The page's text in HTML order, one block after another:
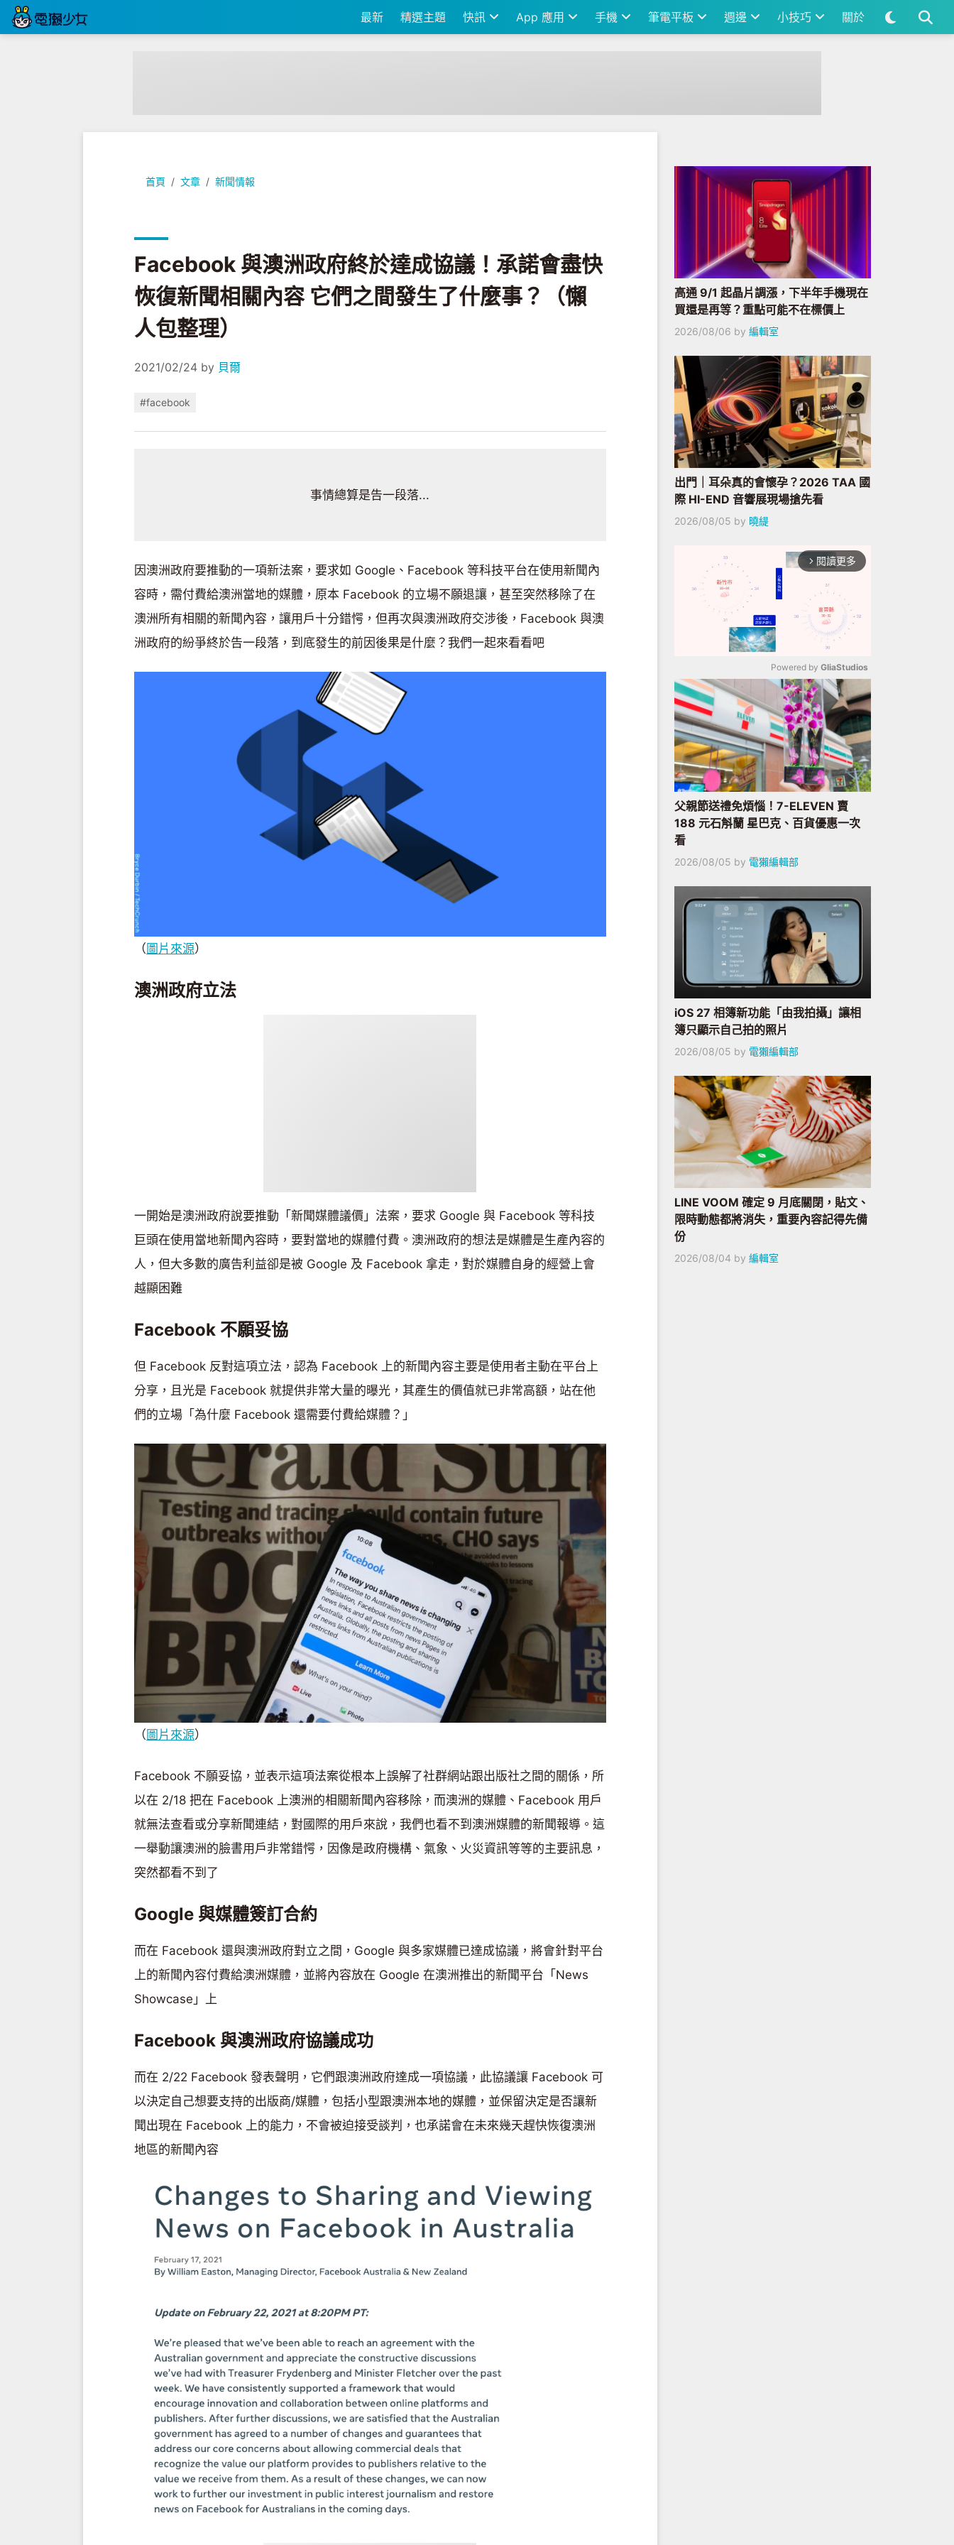
最新 精選主題 快訊 App 應用 手機 筆電平板 週邊 小技巧 關於
首頁 文章 新聞情報
Facebook 與澳洲政府終於達成協議！承諾會盡快恢復新聞相關內容 它們之間發生了什麼事？（懶人包整理）
Facebook 與澳洲政府終於達成協議！承諾會盡快
恢復新聞相關內容 它們之間發生了什麼事？（懶
人包整理）
2021/02/24 by 貝爾
#facebook
事情總算是告一段落...
因澳洲政府要推動的一項新法案，要求如 Google、Facebook 等科技平台在使用新聞內
容時，需付費給澳洲當地的媒體，原本 Facebook 的立場不願退讓，甚至突然移除了在
澳洲所有相關的新聞內容，讓用戶十分錯愕，但再次與澳洲政府交涉後，Facebook 與澳
洲政府的紛爭終於告一段落，到底發生的前因後果是什麼？我們一起來看看吧
（圖片來源）
澳洲政府立法
一開始是澳洲政府說要推動「新聞媒體議價」法案，要求 Google 與 Facebook 等科技
巨頭在使用當地新聞內容時，要對當地的媒體付費。澳洲政府的想法是媒體是生產內容的
人，但大多數的廣告利益卻是被 Google 及 Facebook 拿走，對於媒體自身的經營上會
越顯困難
Facebook 不願妥協
但 Facebook 反對這項立法，認為 Facebook 上的新聞內容主要是使用者主動在平台上
分享，且光是 Facebook 就提供非常大量的曝光，其產生的價值就已非常高額，站在他
們的立場「為什麼 Facebook 還需要付費給媒體？」
（圖片來源）
Facebook 不願妥協，並表示這項法案從根本上誤解了社群網站跟出版社之間的關係，所
以在 2/18 把在 Facebook 上澳洲的相關新聞內容移除，而澳洲的媒體、Facebook 用戶
就無法查看或分享新聞連結，對國際的用戶來說，我們也看不到澳洲媒體的新聞報導。這
一舉動讓澳洲的臉書用戶非常錯愕，因像是政府機構、氣象、火災資訊等等的主要訊息，
突然都看不到了
Google 與媒體簽訂合約
而在 Facebook 還與澳洲政府對立之間，Google 與多家媒體已達成協議，將會針對平台
上的新聞內容付費給澳洲媒體，並將內容放在 Google 在澳洲推出的新聞平台「News
Showcase」上
Facebook 與澳洲政府協議成功
而在 2/22 Facebook 發表聲明，它們跟澳洲政府達成一項協議，此協議讓 Facebook 可
以決定自己想要支持的出版商/媒體，包括小型跟澳洲本地的媒體，並保留決定是否讓新
聞出現在 Facebook 上的能力，不會被迫接受談判，也承諾會在未來幾天趕快恢復澳洲
地區的新聞內容
高通 9/1 起晶片調漲，下半年手機現在
買還是再等？重點可能不在標價上
2026/08/06 by 編輯室
出門｜耳朵真的會懷孕？2026 TAA 國
際 HI-END 音響展現場搶先看
2026/08/05 by 曉緹
arrow_forward_ios 閱讀更多
Mute
Powered by GliaStudios
父親節送禮免煩惱！7-ELEVEN 賣
188 元石斛蘭 星巴克、百貨優惠一次
看
2026/08/05 by 電獺編輯部
iOS 27 相簿新功能「由我拍攝」讓相
簿只顯示自己拍的照片
2026/08/05 by 電獺編輯部
LINE VOOM 確定 9 月底關閉，貼文、
限時動態都將消失，重要內容記得先備
份
2026/08/04 by 編輯室